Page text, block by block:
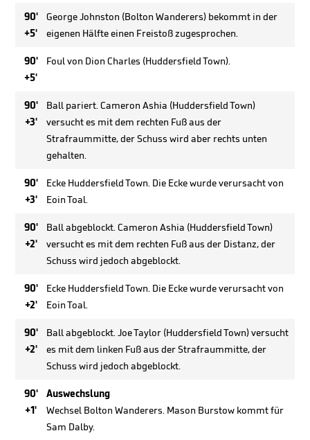
90'
+5'
George Johnston (Bolton Wanderers) bekommt in der
eigenen Hälfte einen Freistoß zugesprochen.
90'
+5'
Foul von Dion Charles (Huddersfield Town).
90'
+3'
Ball pariert. Cameron Ashia (Huddersfield Town)
versucht es mit dem rechten Fuß aus der
Strafraummitte, der Schuss wird aber rechts unten
gehalten.
90'
+3'
Ecke Huddersfield Town. Die Ecke wurde verursacht von
Eoin Toal.
90'
+2'
Ball abgeblockt. Cameron Ashia (Huddersfield Town)
versucht es mit dem rechten Fuß aus der Distanz, der
Schuss wird jedoch abgeblockt.
90'
+2'
Ecke Huddersfield Town. Die Ecke wurde verursacht von
Eoin Toal.
90'
+2'
Ball abgeblockt. Joe Taylor (Huddersfield Town) versucht
es mit dem linken Fuß aus der Strafraummitte, der
Schuss wird jedoch abgeblockt.
90'
+1'
Auswechslung
Wechsel Bolton Wanderers. Mason Burstow kommt für
Sam Dalby.